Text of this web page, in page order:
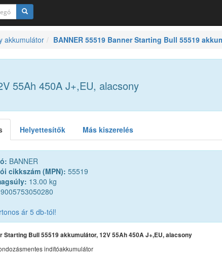
akkumulátor BANNER 55519 Banner Starting Bull 55519
55Ah 450A J+,EU, alacsony
Helyettesítők Más kiszerelés
BANNER
cikkszám (MPN): 55519
13.00 kg
9005753050280
ár 5 db-tól!
Starting Bull 55519 akkumulátor, 12V 55Ah 450A J+,EU, alacsony
indítóakkumulátor